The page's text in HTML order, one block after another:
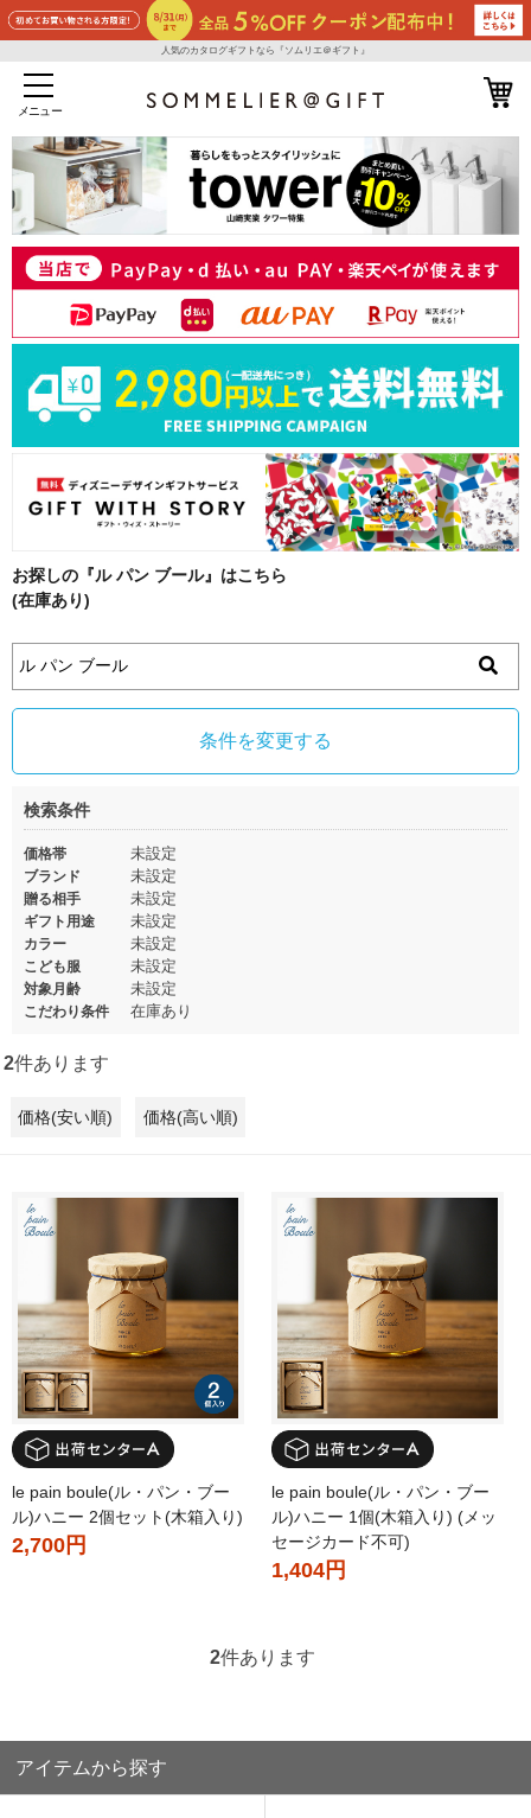
人気のカタログギフトなら『ソムリエ＠ギフト』
メニュー
お探しの『ル パン ブール』はこちら
(在庫あり)
条件を変更する
検索条件
価格帯 未設定
ブランド 未設定
贈る相手 未設定
ギフト用途 未設定
カラー 未設定
こども服 未設定
対象月齢 未設定
こだわり条件 在庫あり
2件あります
価格(安い順) 価格(高い順)
le pain boule(ル・パン・ブー
ル)ハニー 2個セット(木箱入り)
2,700円
le pain boule(ル・パン・ブー
ル)ハニー 1個(木箱入り) (メッ
セージカード不可)
1,404円
2件あります
アイテムから探す